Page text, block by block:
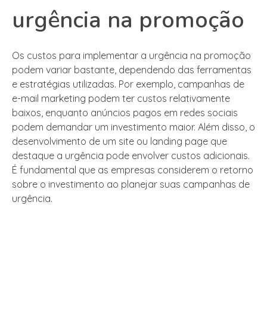
urgência na promoção
Os custos para implementar a urgência na promoção
podem variar bastante, dependendo das ferramentas
e estratégias utilizadas. Por exemplo, campanhas de
e-mail marketing podem ter custos relativamente
baixos, enquanto anúncios pagos em redes sociais
podem demandar um investimento maior. Além disso, o
desenvolvimento de um site ou landing page que
destaque a urgência pode envolver custos adicionais.
É fundamental que as empresas considerem o retorno
sobre o investimento ao planejar suas campanhas de
urgência.